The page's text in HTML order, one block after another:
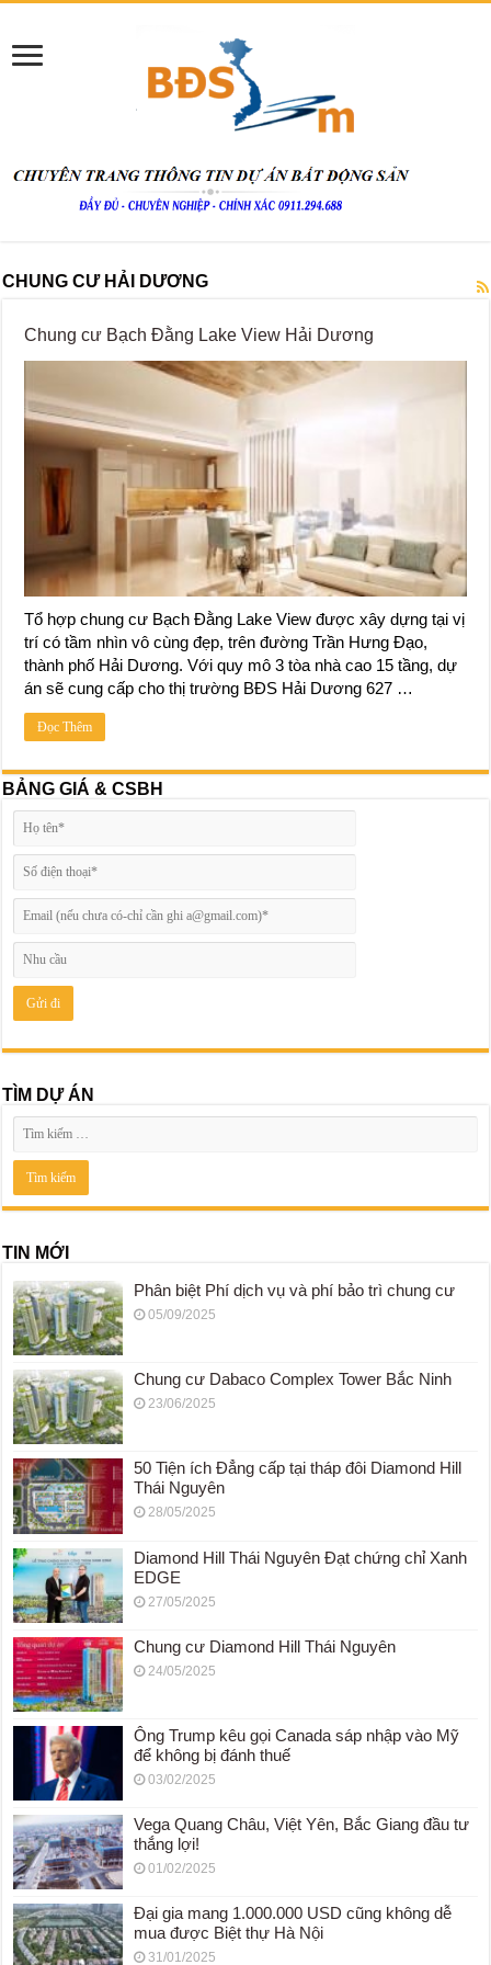
CHUNG CƯ HẢI DƯƠNG
Chung cư Bạch Đằng Lake View Hải Dương
Tổ hợp chung cư Bạch Đằng Lake View được xây dựng tại vị
trí có tầm nhìn vô cùng đẹp, trên đường Trần Hưng Đạo,
thành phố Hải Dương. Với quy mô 3 tòa nhà cao 15 tầng, dự
án sẽ cung cấp cho thị trường BĐS Hải Dương 627 …
Đọc Thêm
BẢNG GIÁ & CSBH
TÌM DỰ ÁN
TIN MỚI
Phân biệt Phí dịch vụ và phí bảo trì chung cư
05/09/2025
Chung cư Dabaco Complex Tower Bắc Ninh
23/06/2025
50 Tiện ích Đẳng cấp tại tháp đôi Diamond Hill
Thái Nguyên
28/05/2025
Diamond Hill Thái Nguyên Đạt chứng chỉ Xanh
EDGE
27/05/2025
Chung cư Diamond Hill Thái Nguyên
24/05/2025
Ông Trump kêu gọi Canada sáp nhập vào Mỹ
để không bị đánh thuế
03/02/2025
Vega Quang Châu, Việt Yên, Bắc Giang đầu tư
thắng lợi!
01/02/2025
Đại gia mang 1.000.000 USD cũng không dễ
mua được Biệt thự Hà Nội
31/01/2025